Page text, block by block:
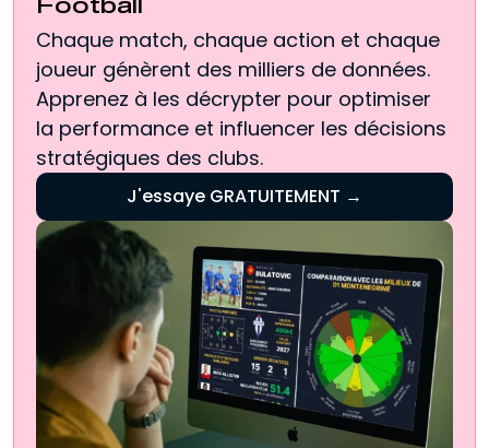
Football
Chaque match, chaque action et chaque
joueur génèrent des milliers de données.
Apprenez à les décrypter pour optimiser
la performance et influencer les décisions
stratégiques des clubs.
J'essaye GRATUITEMENT →